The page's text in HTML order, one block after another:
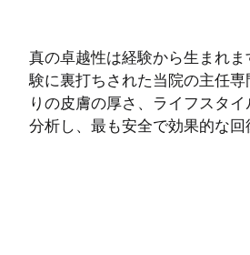
真の卓越性は経験から生まれ
験に裏打ちされた当院の主任
りの皮膚の厚さ、ライフスタ
分析し、最も安全で効果的な